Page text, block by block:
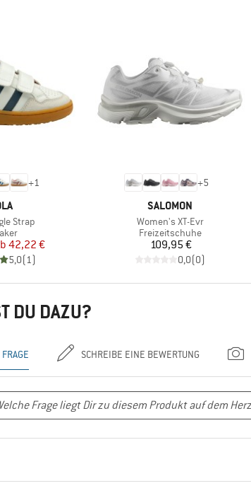
+1
Strap
Preis
reduzierter Preis
42,22 €
5,0(1)
+5
MARKE
SALOMON
Artikel
Women's XT-Evr
Produktgruppe
Freizeitschuhe
Preis
109,95 €
0,0(0)
DU DAZU?
SCHREIBE EINE BEWERTUNG